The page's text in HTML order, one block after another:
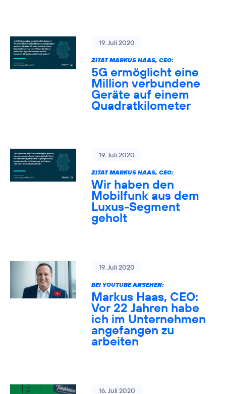
19. Juli 2020
ZITAT MARKUS HAAS, CEO:
5G ermöglicht eine
Million verbundene
Geräte auf einem
Quadratkilometer
19. Juli 2020
ZITAT MARKUS HAAS, CEO:
Wir haben den
Mobilfunk aus dem
Luxus-Segment
geholt
19. Juli 2020
BEI YOUTUBE ANSEHEN:
Markus Haas, CEO:
Vor 22 Jahren habe
ich im Unternehmen
angefangen zu
arbeiten
16. Juli 2020